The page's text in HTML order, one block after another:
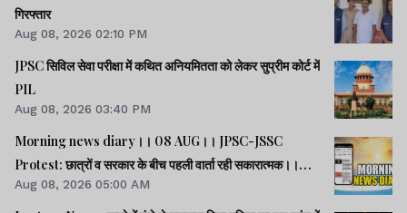
गिरफ्तार
Aug 08, 2026 02:10 PM
JPSC सिविल सेवा परीक्षा में कथित अनियमितता को लेकर सुप्रीम कोर्ट में
PIL
Aug 08, 2026 03:40 PM
Morning news diary।। 08 AUG।। JPSC-JSSC
Protest: छात्रों व सरकार के बीच पहली वार्ता रही सकारात्मक।।
साइबर क्राइम मामलों की जांच में झारखंड पुलिस फिसड्डी।।संसद में
Aug 08, 2026 05:00 AM